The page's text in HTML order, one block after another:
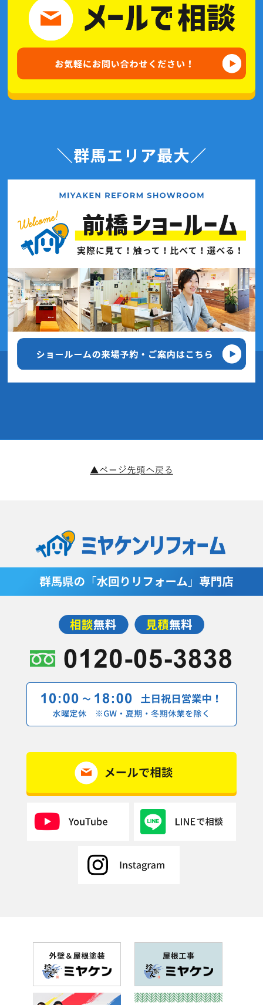
2021年4月(2記事)
2021年3月(2記事)
2021年2月(3記事)
2021年1月(2記事)
2020年11月(4記事)
2020年10月(7記事)
2020年9月(7記事)
2020年7月(7記事)
2020年6月(7記事)
2020年5月(3記事)
2019年11月(14記事)
2019年10月(8記事)
2019年5月(4記事)
2019年4月(9記事)
2019年2月(10記事)
2019年1月(1記事)
2018年12月(5記事)
2018年11月(9記事)
2018年8月(6記事)
2018年7月(20記事)